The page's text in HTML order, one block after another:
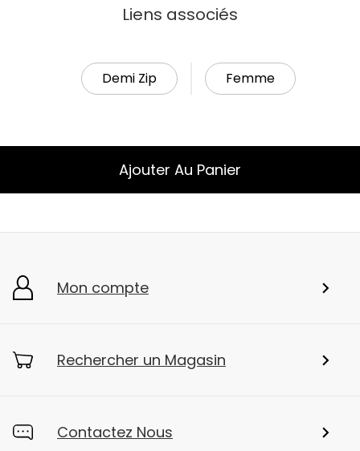
Liens associés
Demi Zip Femme
Ajouter Au Panier
Mon compte
Rechercher un Magasin
Contactez Nous